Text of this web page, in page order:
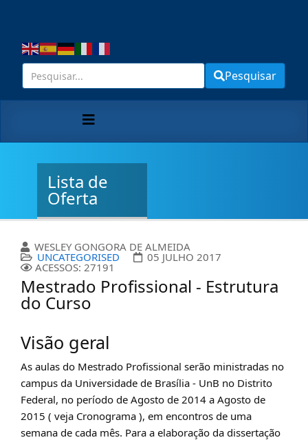
Pesquisar
Lista de
Oferta
WESLEY GONGORA DE ALMEIDA
UNCATEGORISED 05 JULHO 2017
ACESSOS: 27191
Mestrado Profissional - Estrutura
do Curso
Visão geral
As aulas do Mestrado Profissional serão ministradas no
campus da Universidade de Brasília - UnB no Distrito
Federal, no período de Agosto de 2014 a Agosto de
2015 ( veja Cronograma ), em encontros de uma
semana de cada mês. Para a elaboração da dissertação